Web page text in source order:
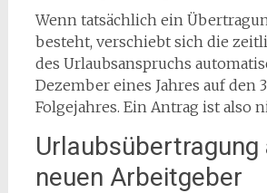
Wenn tatsächlich ein
besteht, verschiebt sich die
des Urlaubsanspruchs
Dezember eines Jahres auf den
Folgejahres. Ein Antrag ist also
Urlaubsübertragung
neuen Arbeitgeber